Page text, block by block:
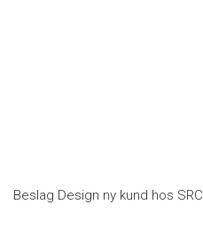
Beslag Design ny kund hos SRC